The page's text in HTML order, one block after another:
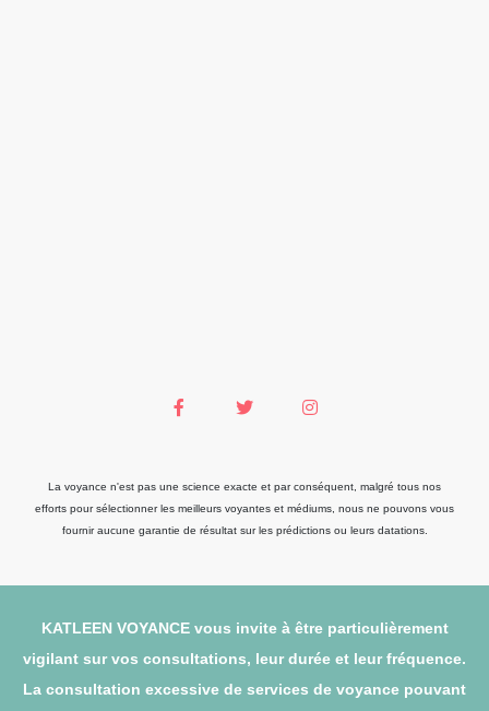
La voyance n'est pas une science exacte et par conséquent, malgré tous nos
efforts pour sélectionner les meilleurs voyantes et médiums, nous ne pouvons vous
fournir aucune garantie de résultat sur les prédictions ou leurs datations.
KATLEEN VOYANCE vous invite à être particulièrement
vigilant sur vos consultations, leur durée et leur fréquence.
La consultation excessive de services de voyance pouvant